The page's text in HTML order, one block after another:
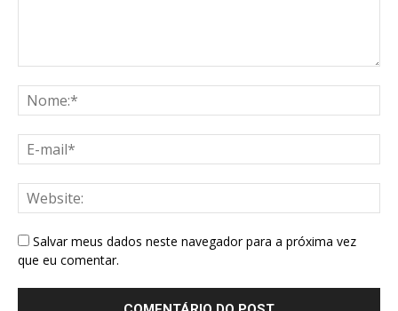
Salvar meus dados neste navegador para a próxima vez
que eu comentar.